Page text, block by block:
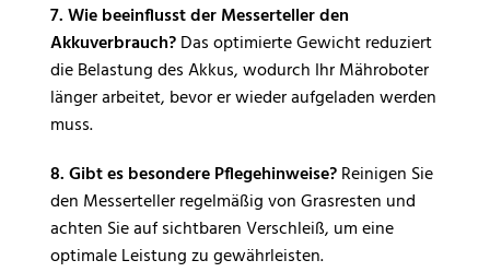
7. Wie beeinflusst der Messerteller den
Akkuverbrauch?Das optimierte Gewicht reduziert
die Belastung des Akkus, wodurch Ihr Mähroboter
länger arbeitet, bevor er wieder aufgeladen werden
muss.
8. Gibt es besondere Pflegehinweise?Reinigen Sie
den Messerteller regelmäßig von Grasresten und
achten Sie auf sichtbaren Verschleiß, um eine
optimale Leistung zu gewährleisten.